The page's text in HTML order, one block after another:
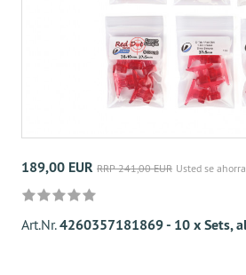
189,00 EUR RRP 241,00 EUR Usted se
Art.Nr.4260357181869 - 10 x Sets,